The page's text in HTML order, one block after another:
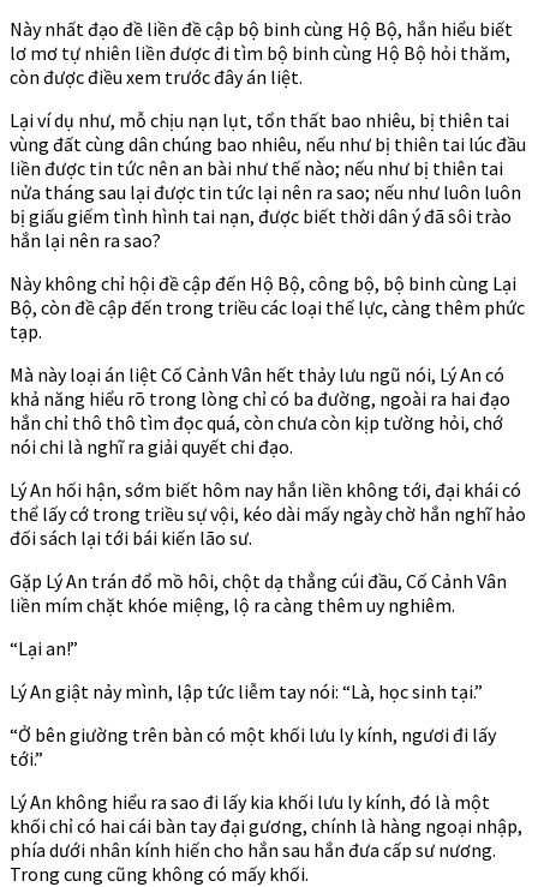
Này nhất đạo đề liền đề cập bộ binh cùng Hộ Bộ, hắn hiểu biết
lơ mơ tự nhiên liền được đi tìm bộ binh cùng Hộ Bộ hỏi thăm,
còn được điều xem trước đây án liệt.
Lại ví dụ như, mỗ chịu nạn lụt, tổn thất bao nhiêu, bị thiên tai
vùng đất cùng dân chúng bao nhiêu, nếu như bị thiên tai lúc đầu
liền được tin tức nên an bài như thế nào; nếu như bị thiên tai
nửa tháng sau lại được tin tức lại nên ra sao; nếu như luôn luôn
bị giấu giếm tình hình tai nạn, được biết thời dân ý đã sôi trào
hắn lại nên ra sao?
Này không chỉ hội đề cập đến Hộ Bộ, công bộ, bộ binh cùng Lại
Bộ, còn đề cập đến trong triều các loại thế lực, càng thêm phức
tạp.
Mà này loại án liệt Cố Cảnh Vân hết thảy lưu ngũ nói, Lý An có
khả năng hiểu rõ trong lòng chỉ có ba đường, ngoài ra hai đạo
hắn chỉ thô thô tìm đọc quá, còn chưa còn kịp tường hỏi, chớ
nói chi là nghĩ ra giải quyết chi đạo.
Lý An hối hận, sớm biết hôm nay hắn liền không tới, đại khái có
thể lấy cớ trong triều sự vội, kéo dài mấy ngày chờ hắn nghĩ hảo
đối sách lại tới bái kiến lão sư.
Gặp Lý An trán đổ mồ hôi, chột dạ thẳng cúi đầu, Cố Cảnh Vân
liền mím chặt khóe miệng, lộ ra càng thêm uy nghiêm.
“Lại an!”
Lý An giật nảy mình, lập tức liễm tay nói: “Là, học sinh tại.”
“Ở bên giường trên bàn có một khối lưu ly kính, ngươi đi lấy
tới.”
Lý An không hiểu ra sao đi lấy kia khối lưu ly kính, đó là một
khối chỉ có hai cái bàn tay đại gương, chính là hàng ngoại nhập,
phía dưới nhân kính hiến cho hắn sau hắn đưa cấp sư nương.
Trong cung cũng không có mấy khối.